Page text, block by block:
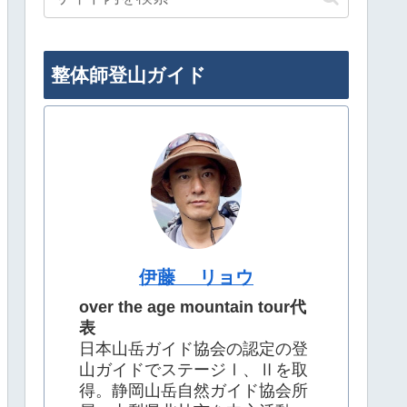
整体師登山ガイド
伊藤 リョウ
over the age mountain tour代
表
日本山岳ガイド協会の認定の登
山ガイドでステージⅠ、Ⅱを取
得。静岡山岳自然ガイド協会所